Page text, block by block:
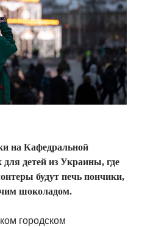
на Кафедральной
детей из Украины, где
будут печь пончики,
шоколадом.
городском